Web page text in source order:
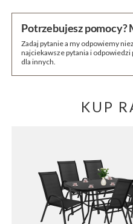
Potrzebujesz pomocy?
Zadaj pytanie a my odpowiemy
najciekawsze pytania i odpowiedzi
dla innych.
KUP